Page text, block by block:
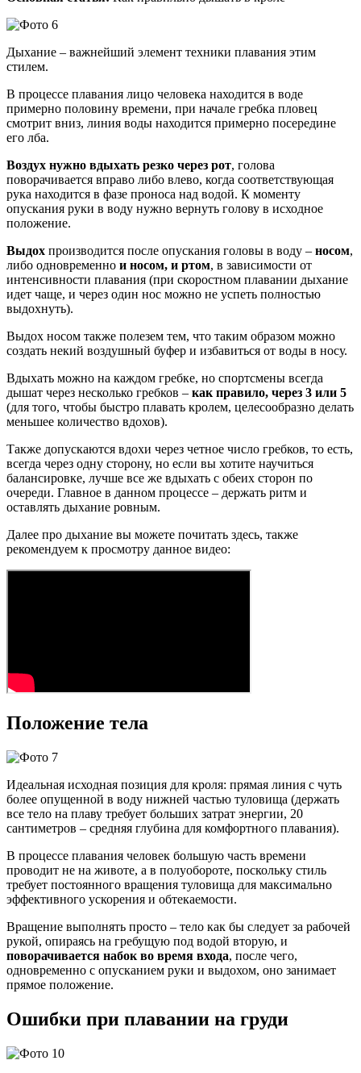
Дыхание – важнейший элемент техники плавания этим
стилем.
В процессе плавания лицо человека находится в воде
примерно половину времени, при начале гребка пловец
смотрит вниз, линия воды находится примерно посередине
его лба.
Воздух нужно вдыхать резко через рот, голова
поворачивается вправо либо влево, когда соответствующая
рука находится в фазе проноса над водой. К моменту
опускания руки в воду нужно вернуть голову в исходное
положение.
Выдох производится после опускания головы в воду – носом,
либо одновременно и носом, и ртом, в зависимости от
интенсивности плавания (при скоростном плавании дыхание
идет чаще, и через один нос можно не успеть полностью
выдохнуть).
Выдох носом также полезем тем, что таким образом можно
создать некий воздушный буфер и избавиться от воды в носу.
Вдыхать можно на каждом гребке, но спортсмены всегда
дышат через несколько гребков – как правило, через 3 или 5
(для того, чтобы быстро плавать кролем, целесообразно делать
меньшее количество вдохов).
Также допускаются вдохи через четное число гребков, то есть,
всегда через одну сторону, но если вы хотите научиться
балансировке, лучше все же вдыхать с обеих сторон по
очереди. Главное в данном процессе – держать ритм и
оставлять дыхание ровным.
Далее про дыхание вы можете почитать здесь, также
рекомендуем к просмотру данное видео:
Положение тела
Идеальная исходная позиция для кроля: прямая линия с чуть
более опущенной в воду нижней частью туловища (держать
все тело на плаву требует больших затрат энергии, 20
сантиметров – средняя глубина для комфортного плавания).
В процессе плавания человек большую часть времени
проводит не на животе, а в полуобороте, поскольку стиль
требует постоянного вращения туловища для максимально
эффективного ускорения и обтекаемости.
Вращение выполнять просто – тело как бы следует за рабочей
рукой, опираясь на гребущую под водой вторую, и
поворачивается набок во время входа, после чего,
одновременно с опусканием руки и выдохом, оно занимает
прямое положение.
Ошибки при плавании на груди